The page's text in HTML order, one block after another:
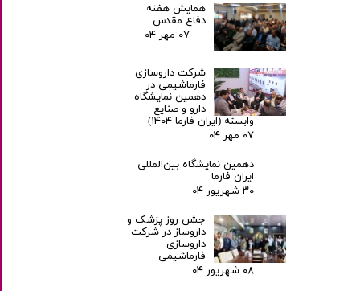
همایش هفته
دفاع مقدس
۰۷ مهر ۰۴
شرکت داروسازی
فارماشیمی در
دهمین نمایشگاه
دارو و صنایع
وابسته (ایران فارما ۱۴۰۴)
۰۷ مهر ۰۴
دهمین نمایشگاه بین‌المللی
ایران فارما
۳۰ شهریور ۰۴
جشن روز پزشک و
داروساز در شرکت
داروسازی
فارماشیمی
۰۸ شهریور ۰۴